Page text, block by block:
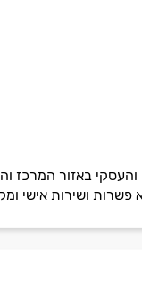
ושירות אישי